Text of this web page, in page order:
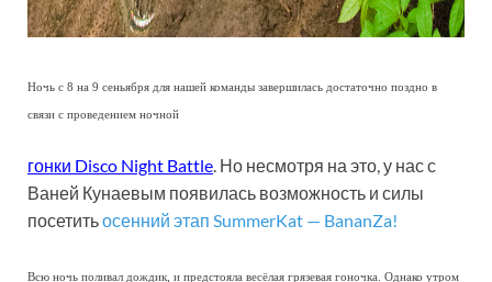
Ночь c 8 на 9 сеньября для нашей команды завершилась достаточно поздно в
связи с проведением ночной
гонки Disco Night Battle. Но несмотря на это, у нас с
Ваней Кунаевым появилась возможность и силы
посетитьосенний этап SummerKat — BananZa!
Всю ночь поливал дождик, и предстояла весёлая грязевая гоночка. Однако утром